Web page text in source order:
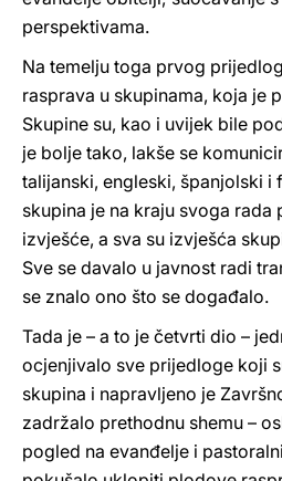
perspektivama.
Na temelju toga prvog
rasprava u skupinama, koja je
Skupine su, kao i uvijek bile
je bolje tako, lakše se
talijanski, engleski, španjolski i
skupina je na kraju svoga rada
izvješće, a sva su izvješća
Sve se davalo u javnost radi
se znalo ono što se događalo.
Tada je – a to je četvrti dio –
ocjenjivalo sve prijedloge koji
skupina i napravljeno je
zadržalo prethodnu shemu –
pogled na evanđelje i